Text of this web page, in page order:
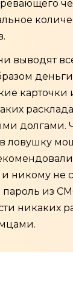
выводят
карточки
долгами.
в ловушку
и никому не
пароль из
никаких